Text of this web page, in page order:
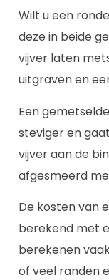
Wilt u een
deze in beide
vijver laten
uitgraven en
Een
steviger en
vijver aan de
afgesmeerd
De kosten van
berekend met
berekenen
of veel randen